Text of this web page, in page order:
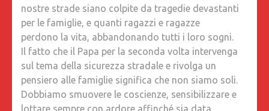
nostre strade siano colpite da tragedie devastanti
per le famiglie, e quanti ragazzi e ragazze
perdono la vita, abbandonando tutti i loro sogni.
Il fatto che il Papa per la seconda volta intervenga
sul tema della sicurezza stradale e rivolga un
pensiero alle famiglie significa che non siamo soli.
Dobbiamo smuovere le coscienze, sensibilizzare e
lottare sempre con ardore affinché sia data